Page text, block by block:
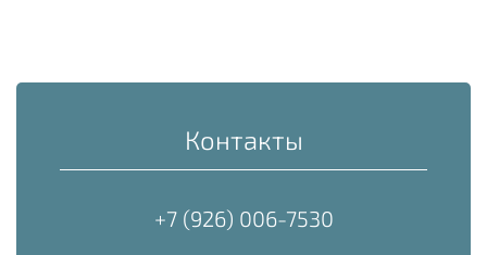
Контакты
+7 (926) 006-7530